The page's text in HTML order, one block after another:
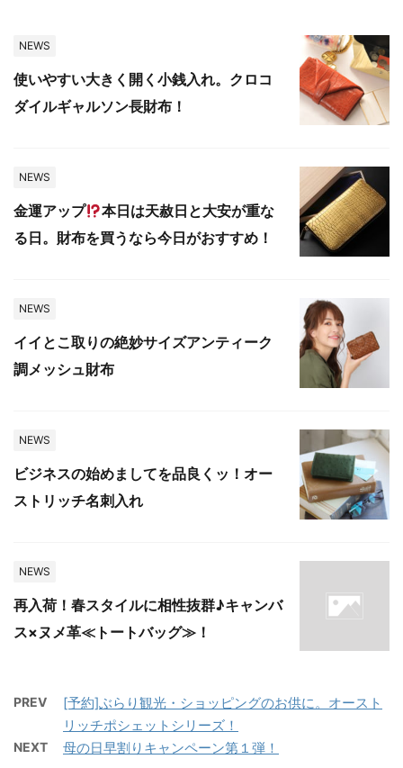
NEWS
使いやすい大きく開く小銭入れ。クロコ
ダイルギャルソン長財布！
NEWS
金運アップ
本日は天赦日と大安が重な
る日。財布を買うなら今日がおすすめ！
NEWS
イイとこ取りの絶妙サイズアンティーク
調メッシュ財布
NEWS
ビジネスの始めましてを品良くッ！オー
ストリッチ名刺入れ
NEWS
再入荷！春スタイルに相性抜群♪キャンバ
ス×ヌメ革≪トートバッグ≫！
PREV
[予約]ぶらり観光・ショッピングのお供に。オースト
リッチポシェットシリーズ！
NEXT 母の日早割りキャンペーン第１弾！